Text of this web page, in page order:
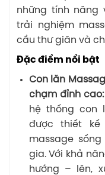
những tính năng
trải nghiệm
cầu thư giãn và
Đặc điểm nổi bật
Con lăn
chạm đỉnh cao:
hệ thống con
được thiết
massage
gia. Với khả
hướng – lên,